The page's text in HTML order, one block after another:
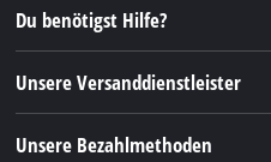
FAQs
Rücksendungen / Widerruf
Verpackungsrichtlinien
Hinweise zur Batterieentsorgung
Instagram
TikTok
Pinterest
Linkedin
Du benötigst Hilfe?
Unsere Versanddienstleister
Unsere Bezahlmethoden